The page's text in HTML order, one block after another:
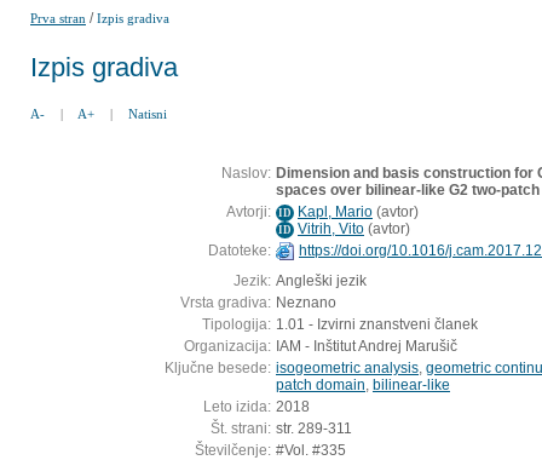
Prva stran /Izpis gradiva
Izpis gradiva
A- | A+ | Natisni
Naslov: Dimension and basis construction for
spaces over bilinear-like G2 two-
Avtorji: ID Kapl, Mario (avtor)
ID Vitrih, Vito (avtor)
Datoteke:
https://doi.org/10.1016/
Jezik: Angleški jezik
Vrsta gradiva: Neznano
Tipologija: 1.01 - Izvirni znanstveni članek
Organizacija: IAM - Inštitut Andrej Marušič
Ključne besede: isogeometric analysis geometric
patch domain bilinear-like
Leto izida: 2018
Št. strani: str. 289-311
Številčenje: #Vol. #335